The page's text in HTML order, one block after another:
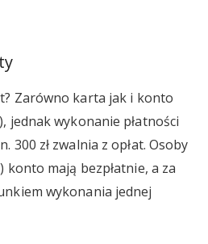
Zarówno karta jak i konto
jednak wykonanie płatności
300 zł zwalnia z opłat. Osoby
konto mają bezpłatnie, a za
wykonania jednej